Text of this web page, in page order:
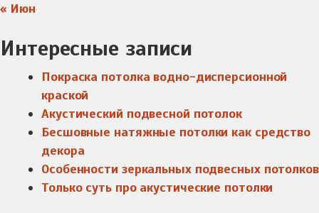
« Июн
Интересные записи
Покраска потолка водно-дисперсионной
краской
Акустический подвесной потолок
Бесшовные натяжные потолки как средство
декора
Особенности зеркальных подвесных потолков
Только суть про акустические потолки